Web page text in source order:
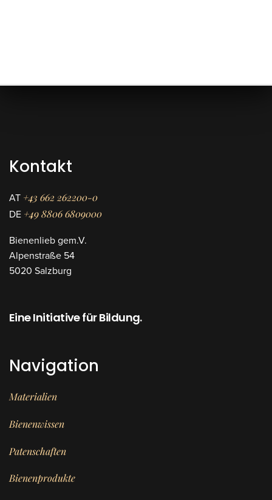
Kontakt
AT +43 662 262200-0
DE +49 8806 6809000
Bienenlieb gem.V.
Alpenstraße 54
5020 Salzburg
Eine Initiative für Bildung.
Navigation
Materialien
Bienenwissen
Patenschaften
Bienenprodukte